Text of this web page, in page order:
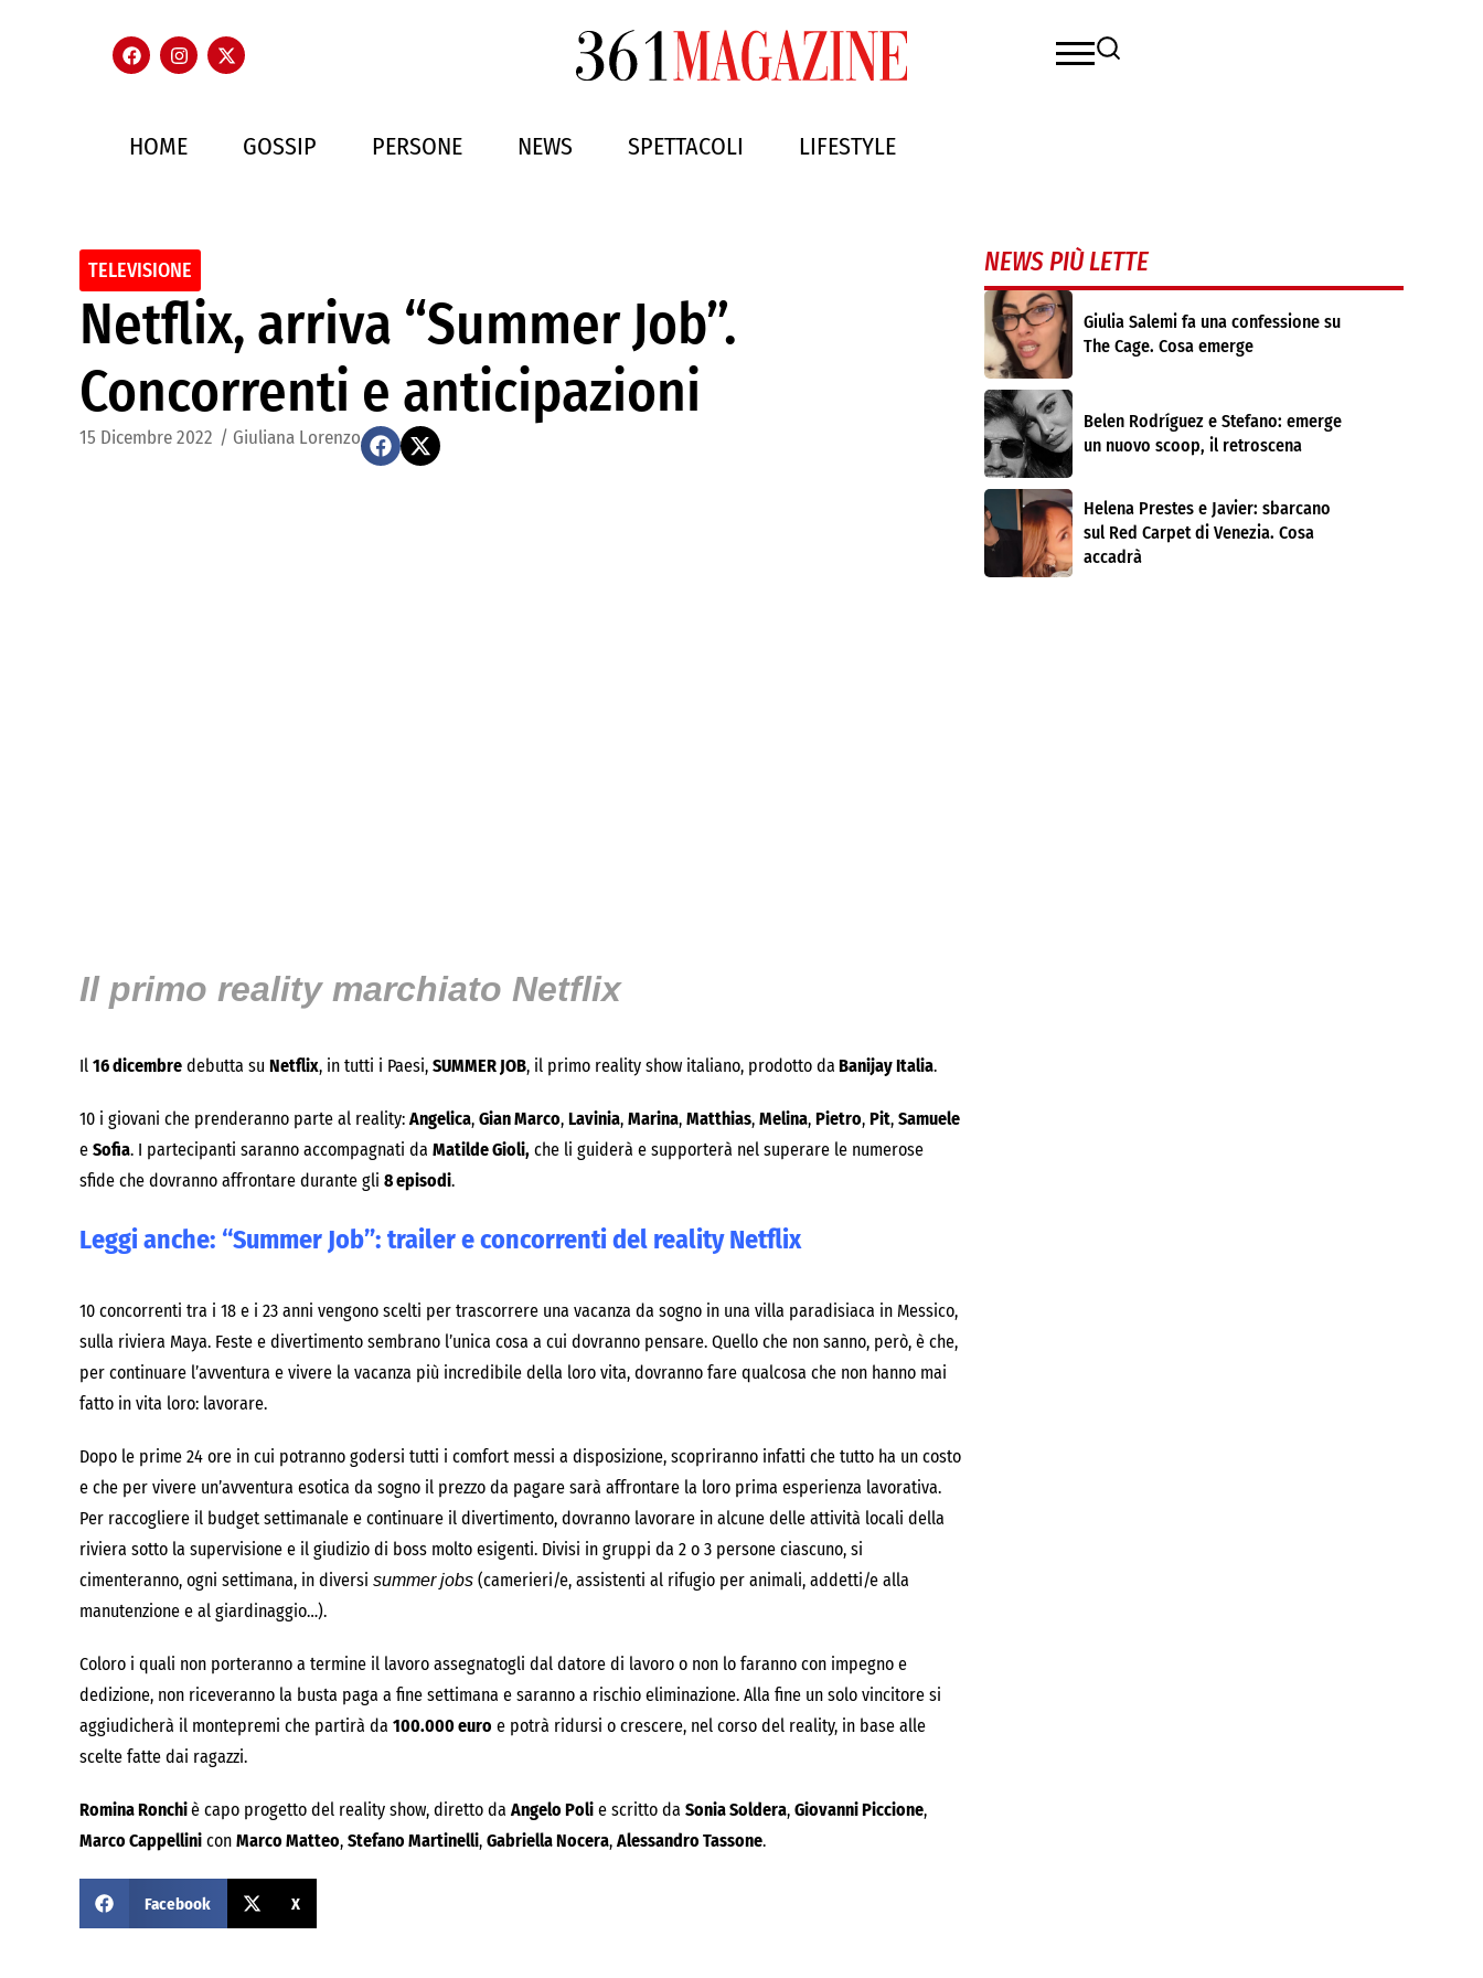
HOME GOSSIP PERSONE NEWS SPETTACOLI LIFESTYLE
TELEVISIONE
Netflix, arriva “Summer Job”.
Concorrenti e anticipazioni
15 Dicembre 2022 / Giuliana Lorenzo
Il primo reality marchiato Netflix
Il 16 dicembre debutta su Netflix, in tutti i Paesi, SUMMER JOB, il primo reality show italiano, prodotto da Banijay Italia.
10 i giovani che prenderanno parte al reality: Angelica, Gian Marco, Lavinia, Marina, Matthias, Melina, Pietro, Pit, Samuele
e Sofia. I partecipanti saranno accompagnati da Matilde Gioli, che li guiderà e supporterà nel superare le numerose
sfide che dovranno affrontare durante gli 8 episodi.
Leggi anche: “Summer Job”: trailer e concorrenti del reality Netflix
10 concorrenti tra i 18 e i 23 anni vengono scelti per trascorrere una vacanza da sogno in una villa paradisiaca in Messico,
sulla riviera Maya. Feste e divertimento sembrano l’unica cosa a cui dovranno pensare. Quello che non sanno, però, è che,
per continuare l’avventura e vivere la vacanza più incredibile della loro vita, dovranno fare qualcosa che non hanno mai
fatto in vita loro: lavorare.
Dopo le prime 24 ore in cui potranno godersi tutti i comfort messi a disposizione, scopriranno infatti che tutto ha un costo
e che per vivere un’avventura esotica da sogno il prezzo da pagare sarà affrontare la loro prima esperienza lavorativa.
Per raccogliere il budget settimanale e continuare il divertimento, dovranno lavorare in alcune delle attività locali della
riviera sotto la supervisione e il giudizio di boss molto esigenti. Divisi in gruppi da 2 o 3 persone ciascuno, si
cimenteranno, ogni settimana, in diversi summer jobs (camerieri/e, assistenti al rifugio per animali, addetti/e alla
manutenzione e al giardinaggio…).
Coloro i quali non porteranno a termine il lavoro assegnatogli dal datore di lavoro o non lo faranno con impegno e
dedizione, non riceveranno la busta paga a fine settimana e saranno a rischio eliminazione. Alla fine un solo vincitore si
aggiudicherà il montepremi che partirà da 100.000 euro e potrà ridursi o crescere, nel corso del reality, in base alle
scelte fatte dai ragazzi.
Romina Ronchiè capo progetto del reality show, diretto da Angelo Poli e scritto da Sonia Soldera, Giovanni Piccione,
Marco Cappellini con Marco Matteo, Stefano Martinelli, Gabriella Nocera, Alessandro Tassone.
Facebook X
NEWS PIÙ LETTE
Giulia Salemi fa una confessione su
The Cage. Cosa emerge
Belen Rodríguez e Stefano: emerge
un nuovo scoop, il retroscena
Helena Prestes e Javier: sbarcano
sul Red Carpet di Venezia. Cosa
accadrà